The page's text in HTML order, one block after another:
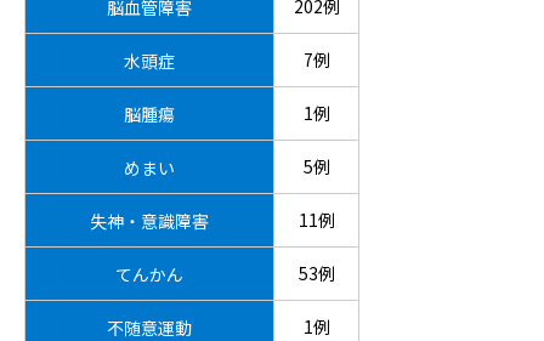
脳血管障害 202例
水頭症 7例
脳腫瘍 1例
めまい 5例
失神・意識障害 11例
てんかん 53例
不随意運動 1例